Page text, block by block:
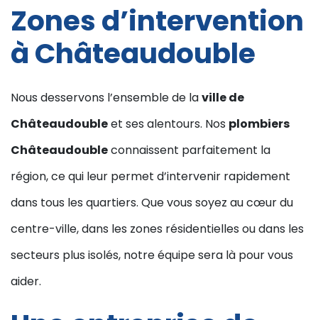
Zones d’intervention
à Châteaudouble
Nous desservons l’ensemble de laville de
Châteaudoubleet ses alentours. Nos plombiers
Châteaudoubleconnaissent parfaitement la
région, ce qui leur permet d’intervenir rapidement
dans tous les quartiers. Que vous soyez au cœur du
centre-ville, dans les zones résidentielles ou dans les
secteurs plus isolés, notre équipe sera là pour vous
aider.